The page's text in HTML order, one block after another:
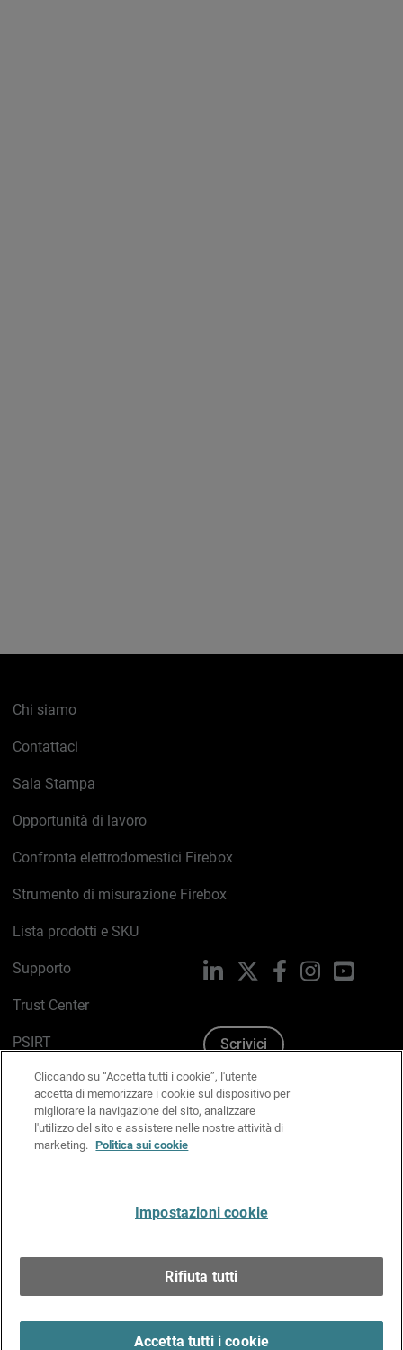
Chi siamo
Contattaci
Sala Stampa
Opportunità di lavoro
Confronta elettrodomestici Firebox
Strumento di misurazione Firebox
Lista prodotti e SKU
Supporto
Trust Center
PSIRT
Politica sui cookie
Informativa sulla privacy
Kit Media & Brand
LinkedIn FacebookInstagram
Scrivici
Cliccando su “Accetta tutti i cookie”, l'utente
accetta di memorizzare i cookie sul dispositivo per
migliorare la navigazione del sito, analizzare
l'utilizzo del sito e assistere nelle nostre attività di
marketing. Politica sui cookie
Impostazioni cookie
Rifiuta tutti
Accetta tutti i cookie